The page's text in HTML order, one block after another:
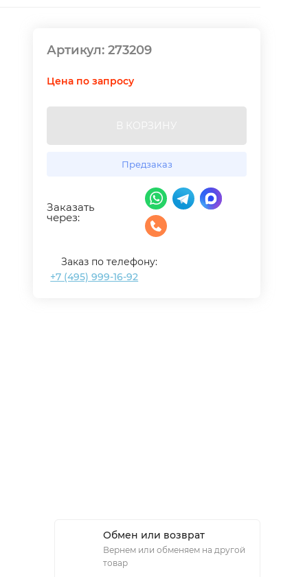
Артикул:273209
Цена по запросу
В КОРЗИНУ
Предзаказ
Заказать
через:
Заказ по телефону:
+7 (495) 999-16-92
Обмен или возврат
Вернем или обменяем на другой
товар